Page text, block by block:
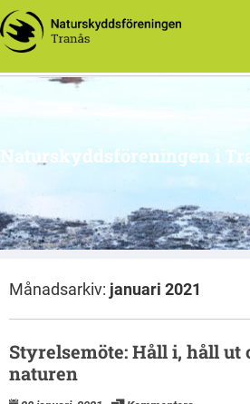
Naturskyddsföreningen i
Månadsarkiv: januari 2021
Styrelsemöte: Håll i, håll ut
naturen